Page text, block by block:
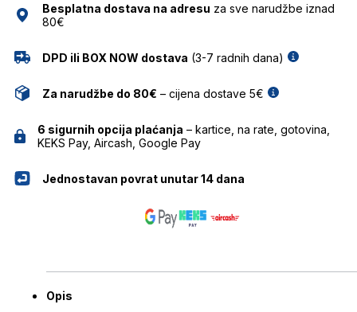
Besplatna dostava na adresu za sve narudžbe iznad
80€
DPD ili BOX NOW dostava (3-7 radnih dana)
Za narudžbe do 80€ – cijena dostave 5€
6 sigurnih opcija plaćanja – kartice, na rate, gotovina,
KEKS Pay, Aircash, Google Pay
Jednostavan povrat unutar 14 dana
Opis